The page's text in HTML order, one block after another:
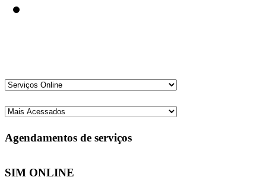
Agendamentos de serviços
SIM ONLINE